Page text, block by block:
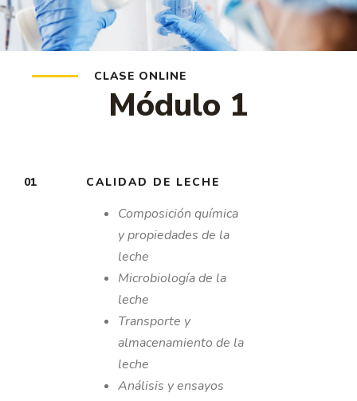
CLASE ONLINE
Módulo 1
01 CALIDAD DE LECHE
Composición química
ypropiedades de la
leche
Microbiología de la
leche
Transporte y
almacenamiento de la
leche
Análisis y ensayos